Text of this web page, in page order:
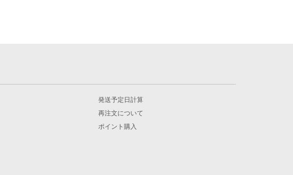
発送予定日計算
再注文について
ポイント購入